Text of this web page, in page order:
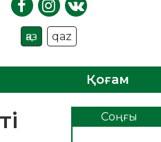
қаз qaz
Қоғам
Соңғы